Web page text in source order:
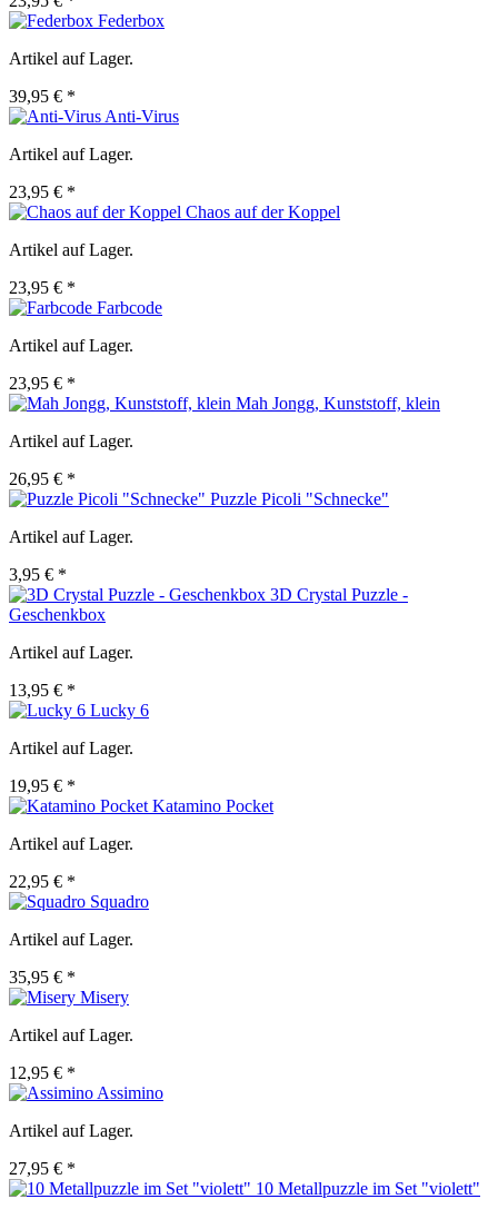
Federbox
Artikel auf Lager.
39,95 € *
Anti-Virus
Artikel auf Lager.
23,95 € *
Chaos auf der Koppel
Artikel auf Lager.
23,95 € *
Farbcode
Artikel auf Lager.
23,95 € *
Mah Jongg, Kunststoff, klein
Artikel auf Lager.
26,95 € *
Puzzle Picoli "Schnecke"
Artikel auf Lager.
3,95 € *
3D Crystal Puzzle -
Geschenkbox
Artikel auf Lager.
13,95 € *
Lucky 6
Artikel auf Lager.
19,95 € *
Katamino Pocket
Artikel auf Lager.
22,95 € *
Squadro
Artikel auf Lager.
35,95 € *
Misery
Artikel auf Lager.
12,95 € *
Assimino
Artikel auf Lager.
27,95 € *
10 Metallpuzzle im Set "violett"